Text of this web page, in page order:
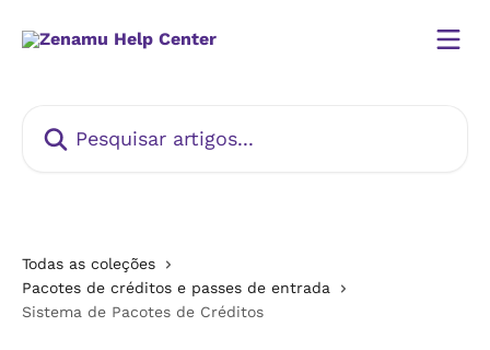
Todas as coleções
Pacotes de créditos e passes de entrada
Sistema de Pacotes de Créditos